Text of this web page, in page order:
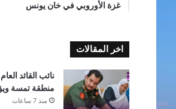
غزة الأوروبي في خان يونس
اخر المقالات
نائب القائد
منطقة تمسة
منذ 7 ساعات